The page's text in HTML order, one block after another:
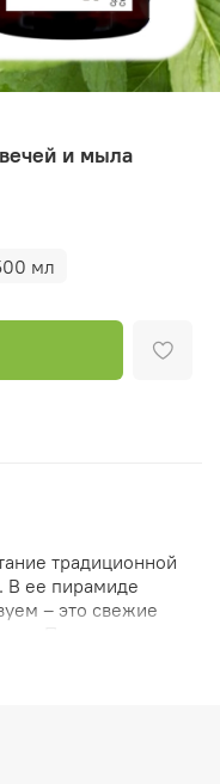
и мыла
мл
традиционной
В ее пирамиде
– это свежие
мягко звучат
ванили.